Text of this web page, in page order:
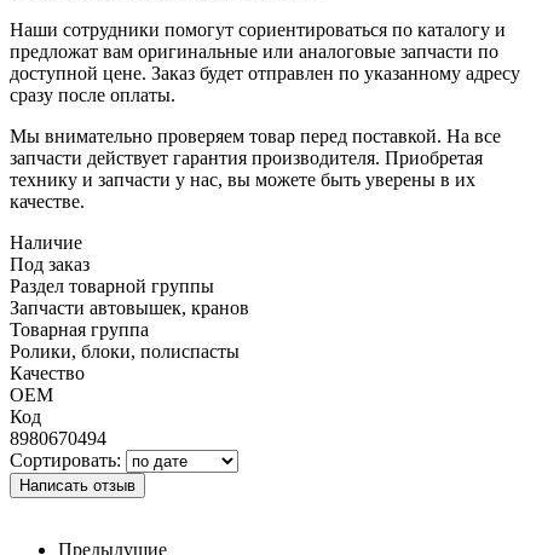
Наши сотрудники помогут сориентироваться по каталогу и
предложат вам оригинальные или аналоговые запчасти по
доступной цене. Заказ будет отправлен по указанному адресу
сразу после оплаты.
Мы внимательно проверяем товар перед поставкой. На все
запчасти действует гарантия производителя. Приобретая
технику и запчасти у нас, вы можете быть уверены в их
качестве.
Наличие
Под заказ
Раздел товарной группы
Запчасти автовышек, кранов
Товарная группа
Ролики, блоки, полиспасты
Качество
OEM
Код
8980670494
Сортировать:
Написать отзыв
Предыдущие